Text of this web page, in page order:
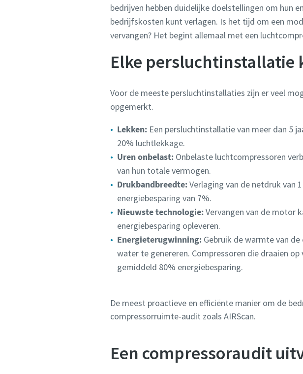
bedrijven hebben duidelijke doelstellingen om hun
bedrijfskosten kunt verlagen. Is het tijd om een
vervangen? Het begint allemaal met een
Elke persluchtinstallatie
Voor de meeste persluchtinstallaties zijn er veel
opgemerkt.
Lekken:Een persluchtinstallatie van meer dan 5
20% luchtlekkage.
Uren onbelast:Onbelaste luchtcompressoren
van hun totale vermogen.
Drukbandbreedte:Verlaging van de netdruk van
energiebesparing van 7%.
Nieuwste technologie:Vervangen van de motor
energiebesparing opleveren.
Energieterugwinning:Gebruik de warmte van
water te genereren. Compressoren die draaien op
gemiddeld 80% energiebesparing.
De meest proactieve en efficiënte manier om de
compressorruimte-audit zoals AIRScan.
Een compressoraudit